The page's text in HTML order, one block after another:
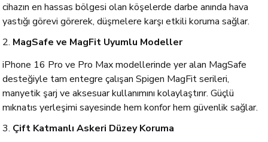
cihazın en hassas bölgesi olan köşelerde darbe anında hava
yastığı görevi görerek, düşmelere karşı etkili koruma sağlar.
2. MagSafe ve MagFit Uyumlu Modeller
iPhone 16 Pro ve Pro Max modellerinde yer alan MagSafe
desteğiyle tam entegre çalışan Spigen MagFit serileri,
manyetik şarj ve aksesuar kullanımını kolaylaştırır. Güçlü
mıknatıs yerleşimi sayesinde hem konfor hem güvenlik sağlar.
3. Çift Katmanlı Askeri Düzey Koruma